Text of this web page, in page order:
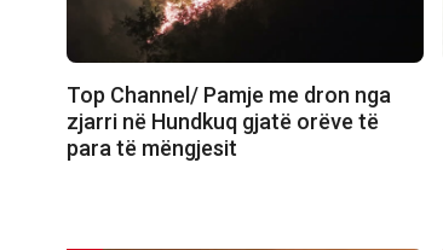
Top Channel/ Pamje me dron nga
zjarri në Hundkuq gjatë orëve të
para të mëngjesit